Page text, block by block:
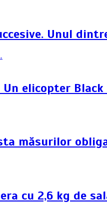
Unul
elicopter
măsurilor
cu 2,6 kg de